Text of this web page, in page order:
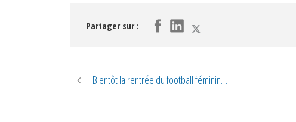
Partager sur :
Bientôt la rentrée du football féminin…